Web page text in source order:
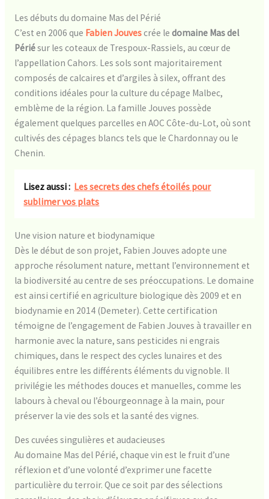
Les débuts du domaine Mas del Périé
C’est en 2006 que Fabien Jouvescrée le domaine Mas del
Périésur les coteaux de Trespoux-Rassiels, au cœur de
l’appellation Cahors. Les sols sont majoritairement
composés de calcaires et d’argiles à silex, offrant des
conditions idéales pour la culture du cépage Malbec,
emblème de la région. La famille Jouves possède
également quelques parcelles en AOC Côte-du-Lot, où sont
cultivés des cépages blancs tels que le Chardonnay ou le
Chenin.
Lisez aussi : Les secrets des chefs étoilés pour
sublimer vos plats
Une vision nature et biodynamique
Dès le début de son projet, Fabien Jouves adopte une
approche résolument nature, mettant l’environnement et
la biodiversité au centre de ses préoccupations. Le domaine
est ainsi certifié en agriculture biologique dès 2009 et en
biodynamie en 2014 (Demeter). Cette certification
témoigne de l’engagement de Fabien Jouves à travailler en
harmonie avec la nature, sans pesticides ni engrais
chimiques, dans le respect des cycles lunaires et des
équilibres entre les différents éléments du vignoble. Il
privilégie les méthodes douces et manuelles, comme les
labours à cheval ou l’ébourgeonnage à la main, pour
préserver la vie des sols et la santé des vignes.
Des cuvées singulières et audacieuses
Au domaine Mas del Périé, chaque vin est le fruit d’une
réflexion et d’une volonté d’exprimer une facette
particulière du terroir. Que ce soit par des sélections